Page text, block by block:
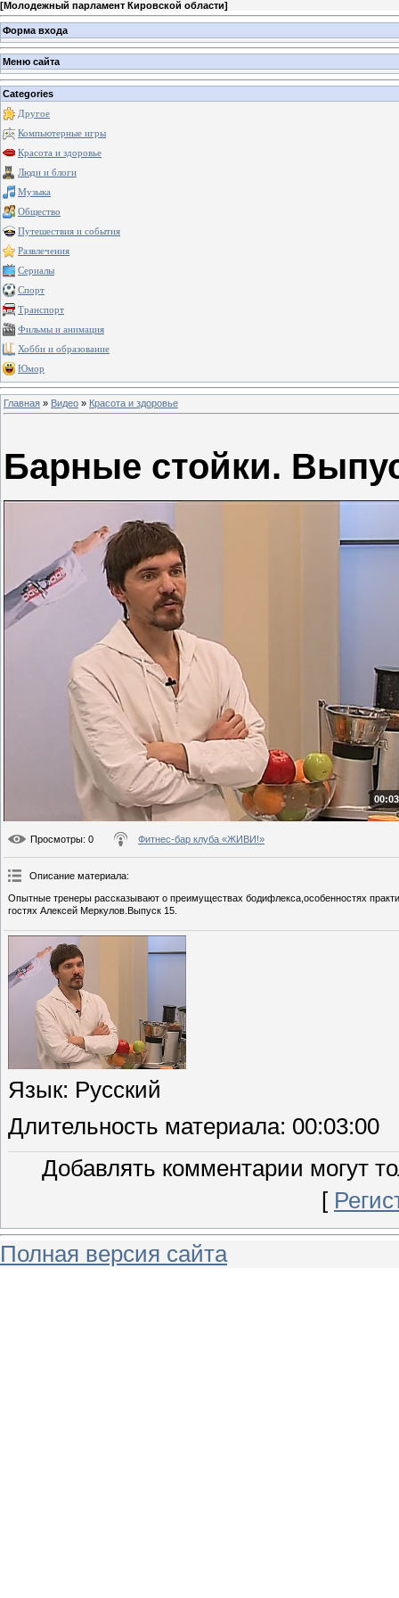
[Молодежный парламент Кировской области]
Форма входа
Меню сайта
Categories
Другое
Компьютерные игры
Красота и здоровье
Люди и блоги
Музыка
Общество
Путешествия и события
Развлечения
Сериалы
Спорт
Транспорт
Фильмы и анимация
Хобби и образование
Юмор
Главная » Видео » Красота и здоровье
Барные стойки.
Просмотры: 0 Фитнес-бар клуба «ЖИВИ!»
Описание материала:
Опытные тренеры рассказывают о преимуществах бодифлекса,особенностях
гостях Алексей Меркулов.Выпуск 15.
Язык: Русский
Длительность материала: 00:03:00
Добавлять комментарии могут
[
Полная версия сайта